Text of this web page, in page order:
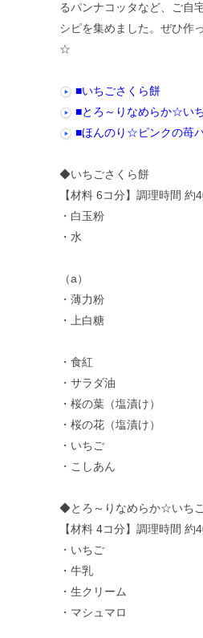
るパンナコッタなど、ご自
シピを集めました。ぜひ作
☆
■いちごさくら餅
■とろ～りなめらか☆い
■ほんのり☆ピンクの苺
◆いちごさくら餅
【材料 6コ分】調理時間 約
・白玉粉
・水
（a）
・薄力粉
・上白糖
・食紅 少
・サラダ油
・桜の葉（塩漬け）
・桜の花（塩漬け）
・いちご 6
・こしあん
◆とろ～りなめらか☆いち
【材料 4コ分】調理時間 約
・いちご
・牛乳
・生クリーム
・マシュマロ